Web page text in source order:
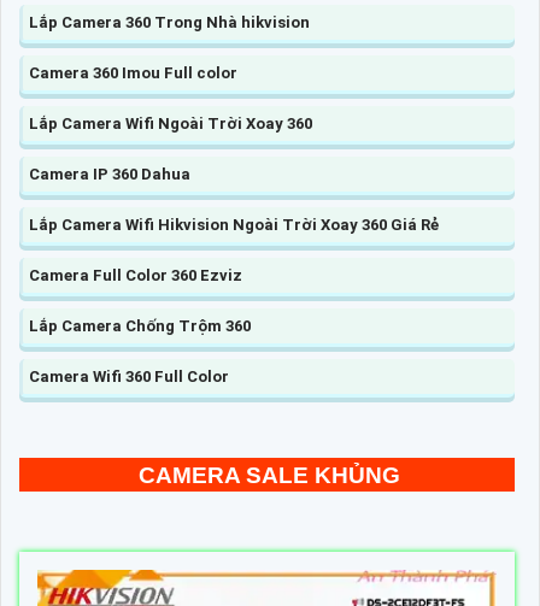
Lắp Camera 360 Trong Nhà hikvision
Camera 360 Imou Full color
Lắp Camera Wifi Ngoài Trời Xoay 360
Camera IP 360 Dahua
Lắp Camera Wifi Hikvision Ngoài Trời Xoay 360 Giá Rẻ
Camera Full Color 360 Ezviz
Lắp Camera Chống Trộm 360
Camera Wifi 360 Full Color
CAMERA SALE KHỦNG